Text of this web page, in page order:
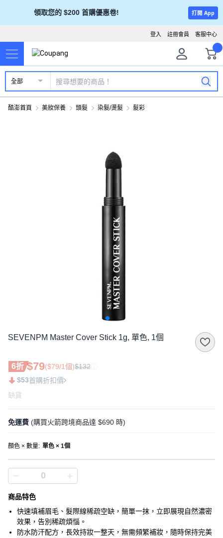
領取您的 $200 首購優惠卷! 打開 App
客服中心
註冊會員
登入
全部
酷澎首頁 美妝保養 頭髮 染髮/燙髮 髮彩
SEVENPM Master Cover Stick 1g, 單色, 1個
6折 $79($79/1個)$132
$53首購折扣價
缺貨
免運費 (購買火箭跨境商品達 $690 時)
顏色 × 數量: 單色 × 1個
商品特色
快速填補眉毛、髮際線稀疏空缺，簡單一抹，立即展現自然濃密
效果，告別稀疏煩惱。
防水防汗配方，長效持妝一整天，無需頻繁補妝，隨時保持完美